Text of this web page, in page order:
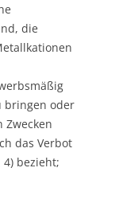
die
bringen oder
Zwecken
das Verbot
bezieht;